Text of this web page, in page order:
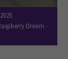
Dream -